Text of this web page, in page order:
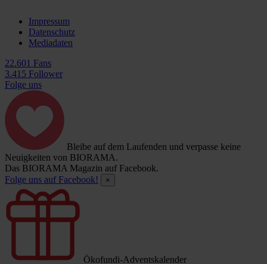
Impressum
Datenschutz
Mediadaten
22.601 Fans
3.415 Follower
Folge uns
Bleibe auf dem Laufenden und verpasse keine
Neuigkeiten von BIORAMA.
Das BIORAMA Magazin auf Facebook.
Folge uns auf Facebook!
×
Ökofundi-Adventskalender